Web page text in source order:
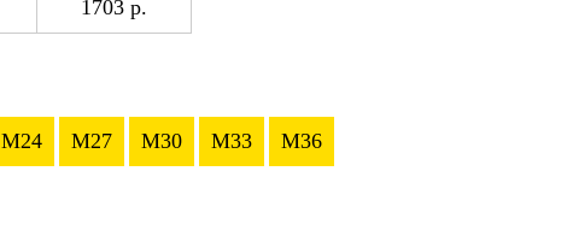
1703 р.
M24 M27 M30 M33 M36